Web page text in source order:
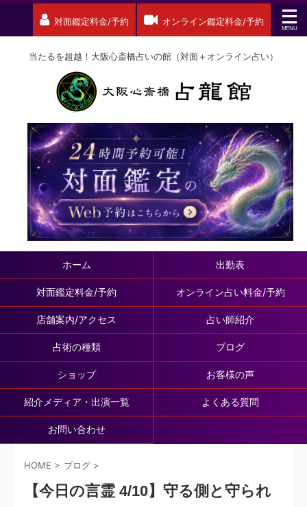
対面鑑定料金/予約 オンライン鑑定料金/予約
当たるを超越！大阪心斎橋占いの館（対面＋オンライン占い）
ホーム 出勤表
対面鑑定料金/予約 オンライン占い料金/予約
店舗案内/アクセス 占い師紹介
占術の種類 ブログ
ショップ お客様の声
紹介メディア・出演一覧 よくある質問
お問い合わせ
HOME > ブログ >
【今日の言霊 4/10】守る側と守られ